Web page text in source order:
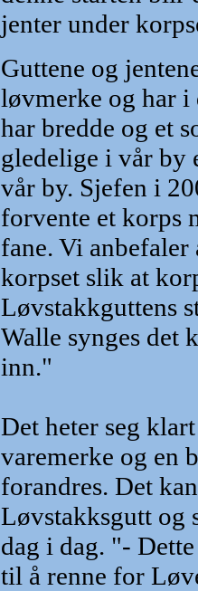
jenter under
Guttene og
løvmerke og har i
har bredde og et
gledelige i vår by
vår by. Sjefen i
forvente et korps
fane. Vi
korpset slik at
Løvstakkguttens
Walle synges det
inn."
Det heter seg
varemerke og en
forandres. Det
Løvstakksgutt og
dag i dag. "-
til å renne for